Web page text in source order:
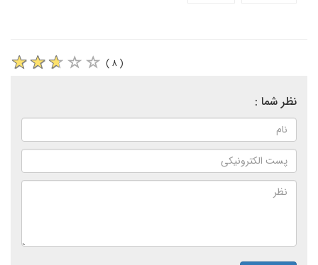
( ۸ )
نظر شما :